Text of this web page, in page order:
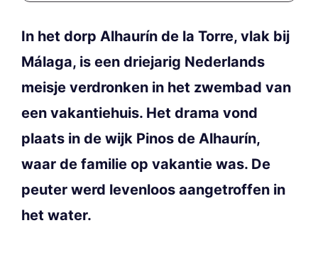
In het dorp Alhaurín de la Torre, vlak bij
Málaga, is een driejarig Nederlands
meisje verdronken in het zwembad van
een vakantiehuis. Het drama vond
plaats in de wijk Pinos de Alhaurín,
waar de familie op vakantie was. De
peuter werd levenloos aangetroffen in
het water.